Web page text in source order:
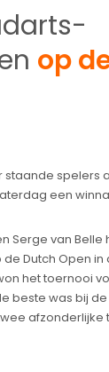
op
staande spelers
een
Serge van
Dutch Open
het toernooi
beste was bij